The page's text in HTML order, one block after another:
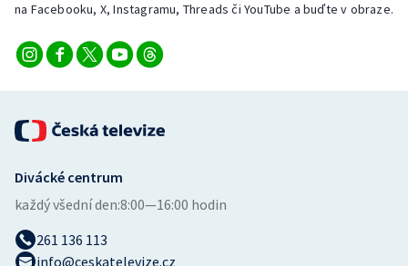
na Facebooku, X, Instagramu, Threads či YouTube a buďte v obraze.
Divácké centrum
každý všední den:8:00—16:00 hodin
261 136 113
info@ceskatelevize.cz